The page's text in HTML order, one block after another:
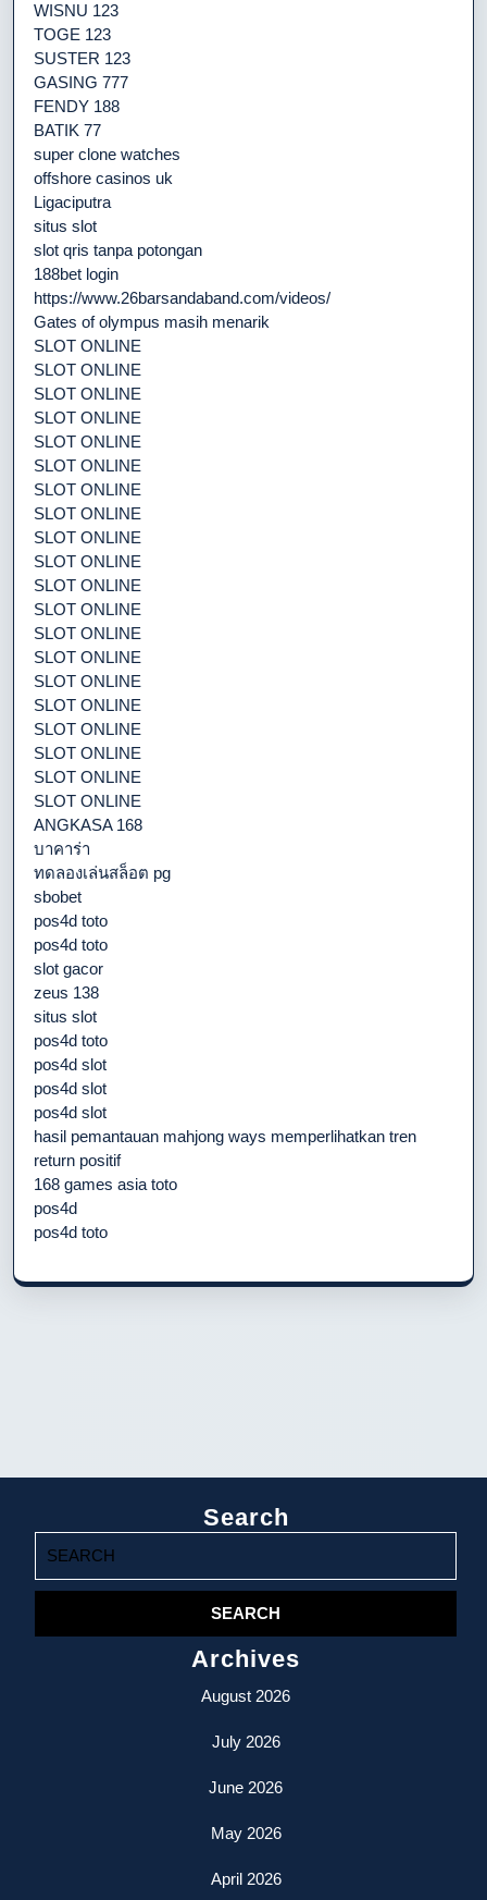
WISNU 123
TOGE 123
SUSTER 123
GASING 777
FENDY 188
BATIK 77
super clone watches
offshore casinos uk
Ligaciputra
situs slot
slot qris tanpa potongan
188bet login
https://www.26barsandaband.com/videos/
Gates of olympus masih menarik
SLOT ONLINE
SLOT ONLINE
SLOT ONLINE
SLOT ONLINE
SLOT ONLINE
SLOT ONLINE
SLOT ONLINE
SLOT ONLINE
SLOT ONLINE
SLOT ONLINE
SLOT ONLINE
SLOT ONLINE
SLOT ONLINE
SLOT ONLINE
SLOT ONLINE
SLOT ONLINE
SLOT ONLINE
SLOT ONLINE
SLOT ONLINE
SLOT ONLINE
ANGKASA 168
บาคาร่า
ทดลองเล่นสล็อต pg
sbobet
pos4d toto
pos4d toto
slot gacor
zeus 138
situs slot
pos4d toto
pos4d slot
pos4d slot
pos4d slot
hasil pemantauan mahjong ways memperlihatkan tren
return positif
168 games asia toto
pos4d
pos4d toto
Search
for:
Archives
August 2026
July 2026
June 2026
May 2026
April 2026